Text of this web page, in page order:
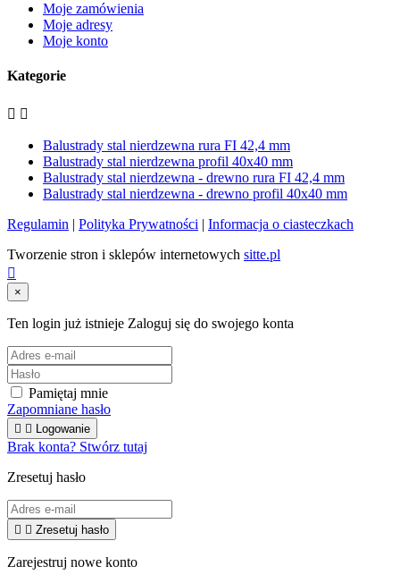
Moje zamówienia
Moje adresy
Moje konto
Kategorie
 
Balustrady stal nierdzewna rura FI 42,4 mm
Balustrady stal nierdzewna profil 40x40 mm
Balustrady stal nierdzewna - drewno rura FI 42,4 mm
Balustrady stal nierdzewna - drewno profil 40x40 mm
Regulamin | Polityka Prywatności | Informacja o ciasteczkach
Tworzenie stron i sklepów internetowych sitte.pl

×
Ten login już istnieje Zaloguj się do swojego konta
Pamiętaj mnie
Zapomniane hasło
  Logowanie
Brak konta? Stwórz tutaj
Zresetuj hasło
  Zresetuj hasło
Zarejestruj nowe konto